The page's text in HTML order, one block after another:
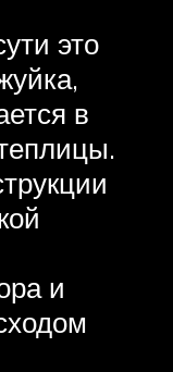
это
в
и